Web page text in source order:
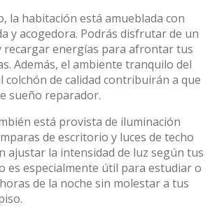
la habitación está amueblada con
y acogedora. Podrás disfrutar de un
recargar energías para afrontar tus
Además, el ambiente tranquilo del
colchón de calidad contribuirán a que
sueño reparador.
está provista de iluminación
de escritorio y luces de techo
ajustar la intensidad de luz según tus
es especialmente útil para estudiar o
de la noche sin molestar a tus